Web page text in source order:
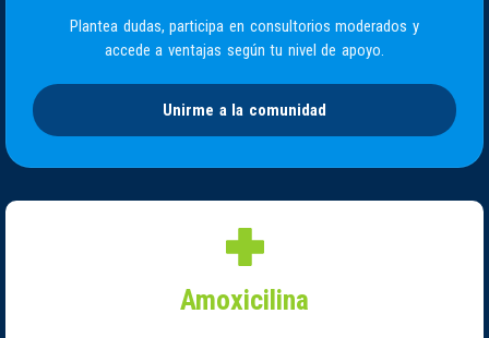
Plantea dudas, participa en consultorios moderados y
accede a ventajas según tu nivel de apoyo.
Unirme a la comunidad
Amoxicilina